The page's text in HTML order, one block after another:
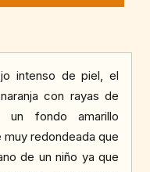
intenso de piel, el
con rayas de
un fondo amarillo
muy redondeada que
de un niño ya que